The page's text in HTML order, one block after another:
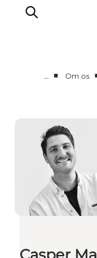
Videncenter
Aktiviteter
Markeder
Om os
… ■ Om os